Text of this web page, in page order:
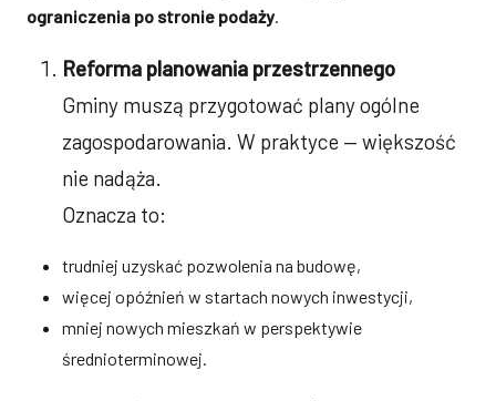
ograniczenia po stronie podaży
Reforma planowania przestrzennego
Gminy muszą przygotować plany ogólne
zagospodarowania. W praktyce — większość
nie nadąża.
Oznacza to:
trudniej uzyskać pozwolenia na budowę,
więcej opóźnień w startach nowych inwestycji,
mniej nowych mieszkań w perspektywie
średnioterminowej.